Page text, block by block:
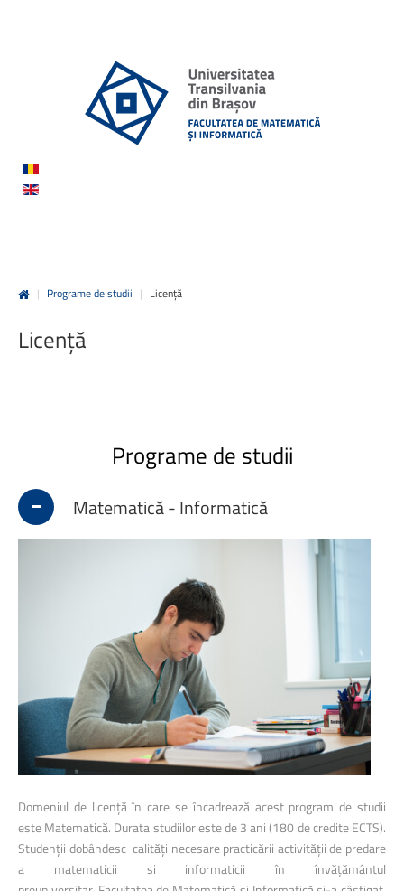
| Programe de studii | Licență
Licență
Programe de studii
Matematică - Informatică
Domeniul de licență în care se încadrează acest program de studii
este Matematică. Durata studiilor este de 3 ani (180 de credite ECTS).
Studenții dobândesc calități necesare practicării activității de predare
a matematicii si informaticii în învățământul